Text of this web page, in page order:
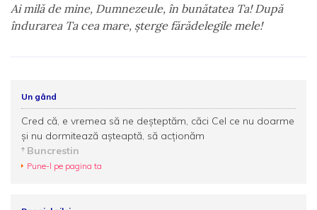
Ai milă de mine, Dumnezeule, în bunătatea Ta! După
îndurarea Ta cea mare, şterge fărădelegile mele!
Un gând
Cred că, e vremea să ne deşteptăm, căci Cel ce nu doarme
şi nu dormitează aşteaptă, să acţionăm
Buncrestin
Pune-l pe pagina ta